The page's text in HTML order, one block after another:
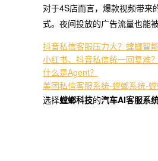
对于4S店而言，爆款视频带来
式。夜间投放的广告流量也能
抖音私信客服压力大？螳螂智
小红书、抖音私信统一回复难
什么是Agent？
美团私信客服系统-螳螂系统-
选择螳螂科技的汽车AI客服系